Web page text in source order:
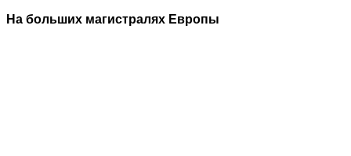
На больших магистралях Европы